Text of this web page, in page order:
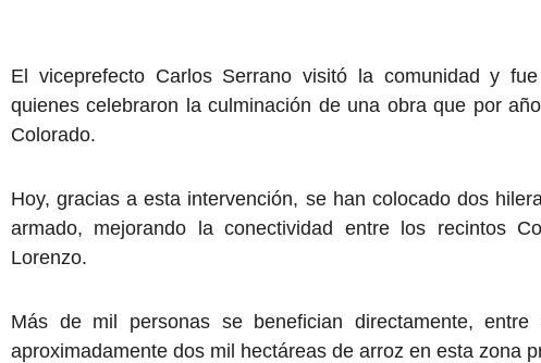
El viceprefecto Carlos Serrano visitó la comunidad y
quienes celebraron la culminación de una obra que por
Colorado.
Hoy, gracias a esta intervención, se han colocado dos
armado, mejorando la conectividad entre los recintos
Lorenzo.
Más de mil personas se benefician directamente,
aproximadamente dos mil hectáreas de arroz en esta zona